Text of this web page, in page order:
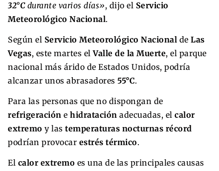
32°Cdurante varios días», dijo el Servicio
Meteorológico Nacional.
Según el Servicio Meteorológico Nacional de Las
Vegas, este martes elValle de la Muerte, el parque
nacional más árido de Estados Unidos, podría
alcanzar unos abrasadores 55°C.
Para las personas que no dispongan de
refrigeración e hidratación adecuadas, el calor
extremo y las temperaturas nocturnas récord
podrían provocar estrés térmico.
El calor extremo es una de las principales causas